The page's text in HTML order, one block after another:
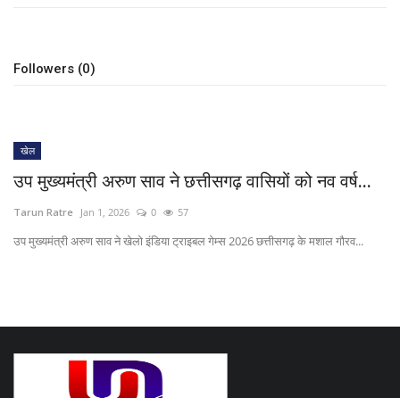
वीडियो
Followers (0)
खेल
उप मुख्यमंत्री अरुण साव ने छत्तीसगढ़ वासियों को नव वर्ष...
Tarun Ratre Jan 1, 2026 0 57
उप मुख्यमंत्री अरुण साव ने खेलो इंडिया ट्राइबल गेम्स 2026 छत्तीसगढ़ के मशाल गौरव...